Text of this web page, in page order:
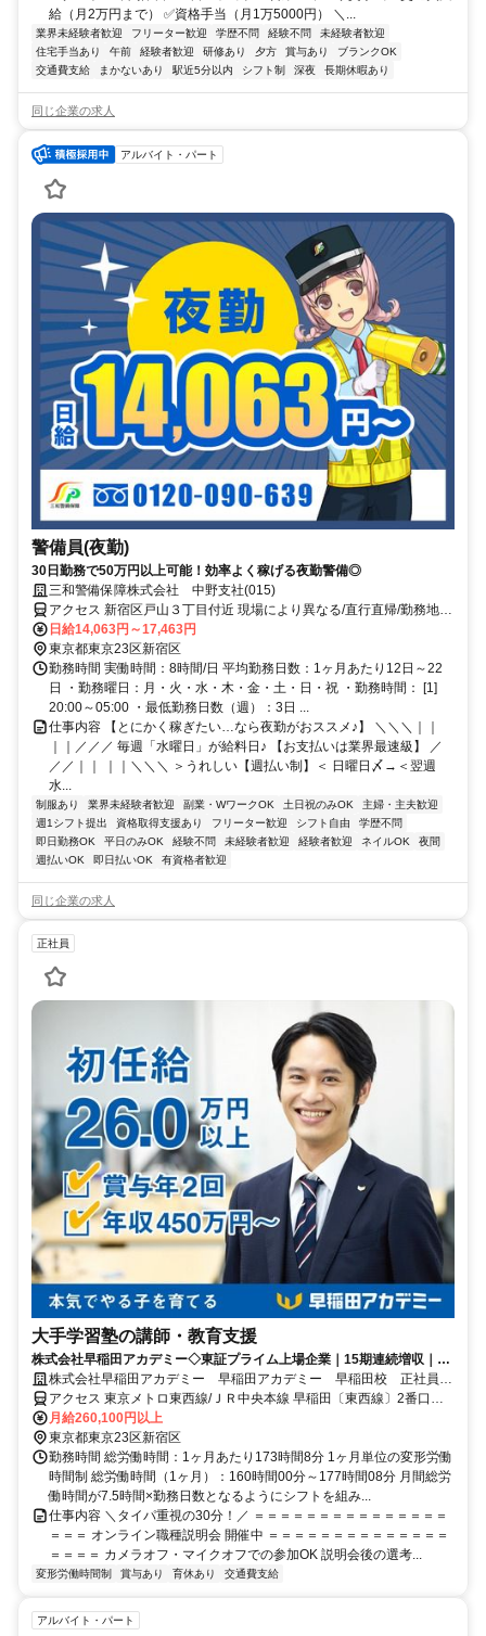
給（月2万円まで） ✅資格手当（月1万5000円） ＼...
業界未経験者歓迎 フリーター歓迎 学歴不問 経験不問
未経験者歓迎
住宅手当あり
午前 経験者歓迎 研修あり 夕方 賞与あり
ブランクOK
交通費支給
まかないあり 駅近5分以内 シフト制 深夜 長期休暇あり
同じ企業の求人
アルバイト・パート
警備員(夜勤)
30日勤務で50万円以上可能！効率よく稼げる夜勤警備◎
三和警備保障株式会社 中野支社(015)
アクセス 新宿区戸山３丁目付近 現場により異なる/直行直帰/勤務地相
談可 ■電話面接■来社不要■即日勤務
日給14,063円～17,463円
東京都東京23区新宿区
勤務時間 実働時間：8時間/日 平均勤務日数：1ヶ月あたり12日～22
日 ・勤務曜日：月・火・水・木・金・土・日・祝 ・勤務時間： [1]
20:00～05:00 ・最低勤務日数（週）：3日 ...
仕事内容 【とにかく稼ぎたい…なら夜勤がおススメ♪】 ＼＼＼｜｜
｜｜／／／ 毎週「水曜日」が給料日♪ 【お支払いは業界最速級】 ／
／／｜｜ ｜｜＼＼＼ ＞うれしい【週払い制】＜ 日曜日〆→＜翌週
水...
制服あり 業界未経験者歓迎 副業・WワークOK 土日祝のみOK
主婦・主夫歓迎
週1シフト提出
資格取得支援あり フリーター歓迎 シフト自由
学歴不問
即日勤務OK
平日のみOK 経験不問 未経験者歓迎 経験者歓迎 ネイルOK
夜間
週払いOK
即日払いOK 有資格者歓迎
同じ企業の求人
正社員
大手学習塾の講師・教育支援
株式会社早稲田アカデミー◇東証プライム上場企業｜15期連続増収｜本
気でやる子を育てる
株式会社早稲田アカデミー 早稲田アカデミー 早稲田校 正社員
(講師職)
アクセス 東京メトロ東西線/ＪＲ中央本線 早稲田〔東西線〕2番口徒
歩約1分、都電荒川線 早稲田〔都電荒川線〕徒歩約11分、都営大江戸
線 若松河田若松口徒歩約12分
月給260,100円以上
東京都東京23区新宿区
勤務時間 総労働時間：1ヶ月あたり173時間8分 1ヶ月単位の変形労働
時間制 総労働時間（1ヶ月）：160時間00分～177時間08分 月間総労
働時間が7.5時間×勤務日数となるようにシフトを組み...
仕事内容 ＼タイパ重視の30分！／ ＝＝＝＝＝＝＝＝＝＝＝＝＝＝＝
＝＝＝ オンライン職種説明会 開催中 ＝＝＝＝＝＝＝＝＝＝＝＝＝＝
＝＝＝＝ カメラオフ・マイクオフでの参加OK 説明会後の選考...
変形労働時間制 賞与あり 育休あり 交通費支給
アルバイト・パート